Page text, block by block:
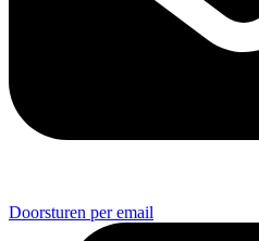
Doorsturen per email